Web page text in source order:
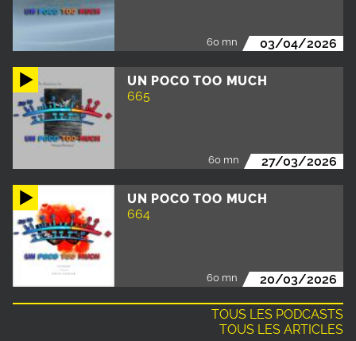
60 mn 03/04/2026
UN POCO TOO MUCH
665
60 mn 27/03/2026
UN POCO TOO MUCH
664
60 mn 20/03/2026
TOUS LES PODCASTS
TOUS LES ARTICLES